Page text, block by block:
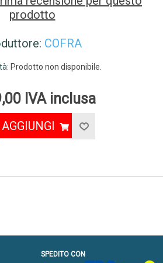
prodotto
COFRA
Prodotto non disponibile.
IVA inclusa
AGGIUNGI
SPEDITO CON